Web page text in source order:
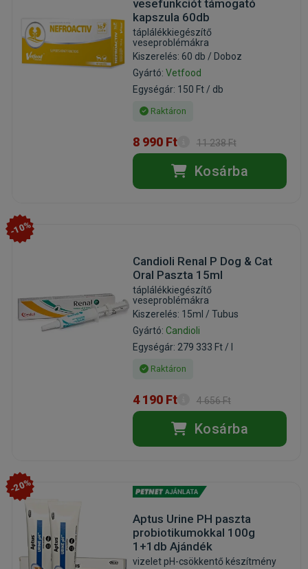
vesefunkciót támogató
kapszula 60db
táplálékkiegészítő
veseproblémákra
Kiszerelés: 60 db / Doboz
Gyártó: Vetfood
Egységár: 150 Ft / db
Raktáron
8 990 Ft 11 238 Ft
Kosárba
-10%
Candioli Renal P Dog & Cat
Oral Paszta 15ml
táplálékkiegészítő
veseproblémákra
Kiszerelés: 15ml / Tubus
Gyártó: Candioli
Egységár: 279 333 Ft / l
Raktáron
4 190 Ft 4 656 Ft
Kosárba
-20%
Aptus Urine PH paszta
probiotikumokkal 100g
1+1db Ajándék
vizelet pH-csökkentő készítmény